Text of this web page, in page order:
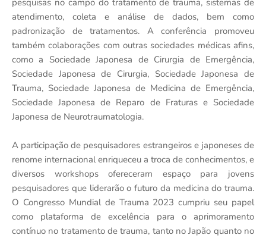
atendimento, coleta e análise de dados, bem como
padronização de tratamentos. A conferência promoveu
também colaborações com outras sociedades médicas afins,
como a Sociedade Japonesa de Cirurgia de Emergência,
Sociedade Japonesa de Cirurgia, Sociedade Japonesa de
Trauma, Sociedade Japonesa de Medicina de Emergência,
Sociedade Japonesa de Reparo de Fraturas e Sociedade
Japonesa de Neurotraumatologia.
A participação de pesquisadores estrangeiros e japoneses de
renome internacional enriqueceu a troca de conhecimentos, e
diversos workshops ofereceram espaço para jovens
pesquisadores que liderarão o futuro da medicina do trauma.
O Congresso Mundial de Trauma 2023 cumpriu seu papel
como plataforma de excelência para o aprimoramento
contínuo no tratamento de trauma, tanto no Japão quanto no